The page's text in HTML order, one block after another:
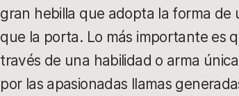
gran hebilla que adopta la forma de
que la porta. Lo más importante es
través de una habilidad o arma
por las apasionadas llamas